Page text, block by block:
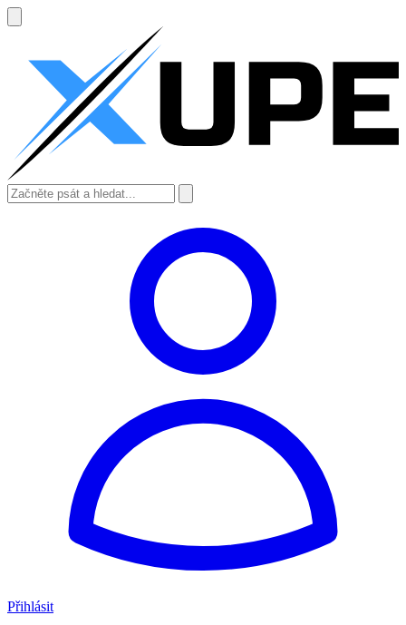
Přihlásit